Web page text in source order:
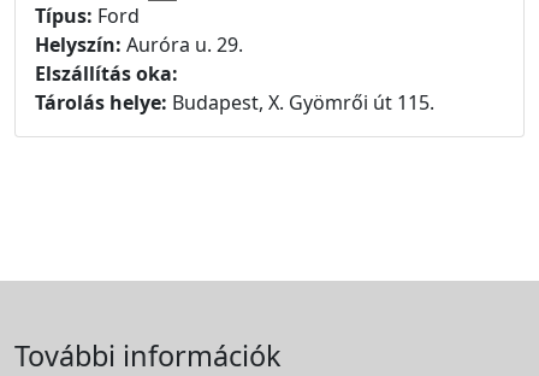
Típus: Ford
Helyszín: Auróra u. 29.
Elszállítás oka:
Tárolás helye: Budapest, X. Gyömrői út 115.
További információk